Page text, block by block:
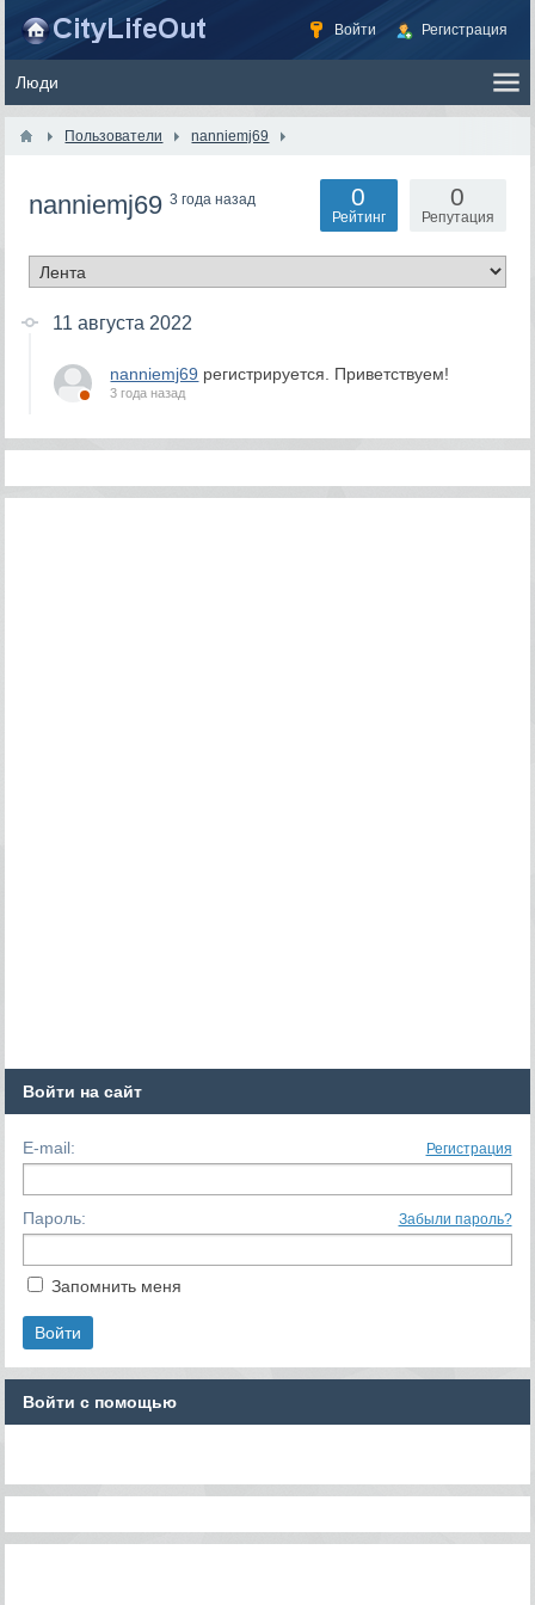
Войти Регистрация
Пользователи nanniemj69
nanniemj693 года назад 0
Репутация
0
Рейтинг
11 августа 2022
nanniemj69 регистрируется. Приветствуем!
3 года назад
Войти на сайт
E-mail: Регистрация
Пароль: Забыли пароль?
Запомнить меня
Войти с помощью